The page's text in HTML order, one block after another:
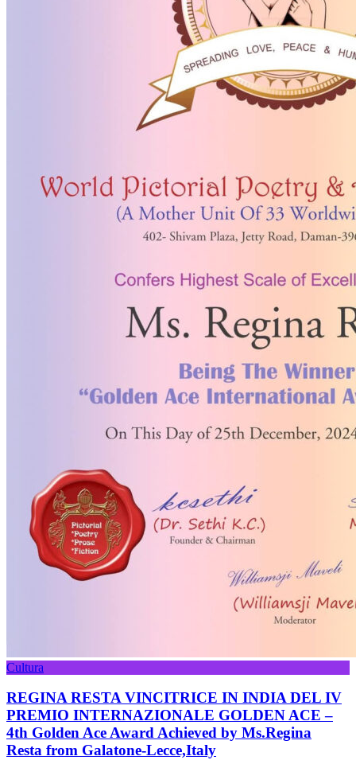
Cultura
REGINA RESTA VINCITRICE IN INDIA DEL IV
PREMIO INTERNAZIONALE GOLDEN ACE –
4th Golden Ace Award Achieved by Ms.Regina
Resta from Galatone-Lecce,Italy